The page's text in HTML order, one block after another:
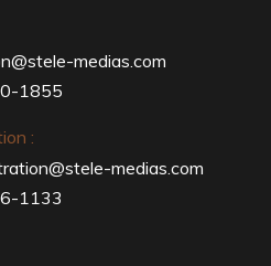
medias.com
1855
:
medias.com
1133